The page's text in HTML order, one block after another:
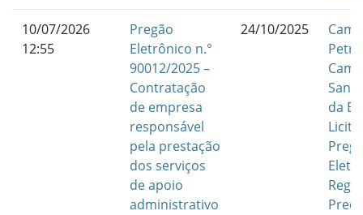
10/07/2026
12:55
Pregão
Eletrônico n.°
90012/2025 –
Contratação
de empresa
responsável
pela prestação
dos serviços
de apoio
administrativo
24/10/2025
da